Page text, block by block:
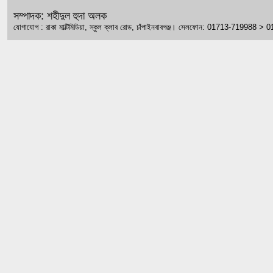
সম্পাদক: শহীদুল হুদা অলক
যোগাযোগ : রাকা মাল্টিমিডিয়া, স্কুল ক্লাব রোড, চাঁপাইনবাবগঞ্জ। সেলফোন: 01713-